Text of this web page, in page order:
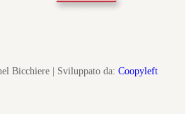
Bicchiere | Sviluppato da: Coopyleft